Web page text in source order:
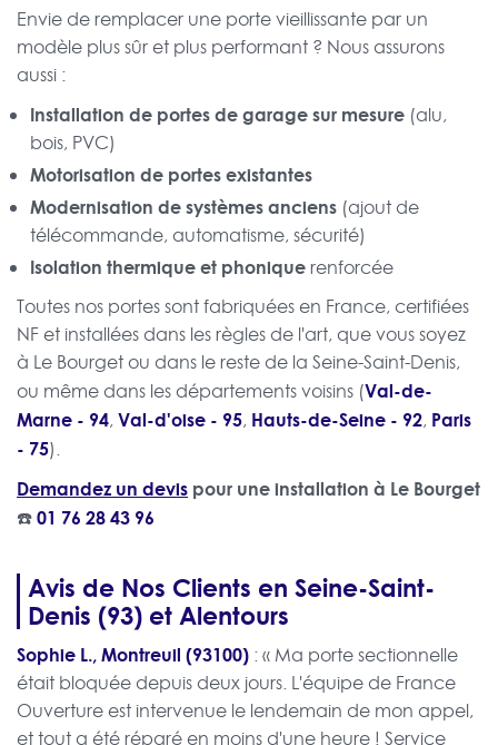
Envie de remplacer une porte vieillissante par un
modèle plus sûr et plus performant ? Nous assurons
aussi :
Installation de portes de garage sur mesure (alu,
bois, PVC)
Motorisation de portes existantes
Modernisation de systèmes anciens (ajout de
télécommande, automatisme, sécurité)
Isolation thermique et phoniquerenforcée
Toutes nos portes sont fabriquées en France, certifiées
NF et installées dans les règles de l'art, que vous soyez
à Le Bourget ou dans le reste de la Seine-Saint-Denis,
ou même dans les départements voisins (Val-de-
Marne - 94, Val-d'oise - 95, Hauts-de-Seine - 92, Paris
- 75).
Demandez un devis pour une installation à Le Bourget
☎️01 76 28 43 96
Avis de Nos Clients en Seine-Saint-
Denis (93) et Alentours
Sophie L., Montreuil (93100) : « Ma porte sectionnelle
était bloquée depuis deux jours. L'équipe de France
Ouverture est intervenue le lendemain de mon appel,
et tout a été réparé en moins d'une heure ! Service